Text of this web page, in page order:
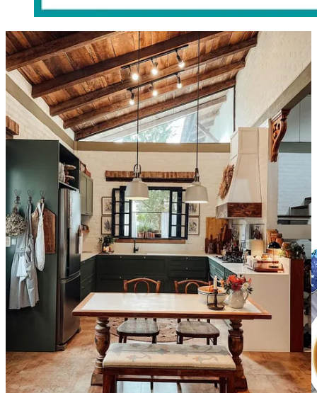
Entramos en una cocina que es el presagio de una casa llena de
detalles. Hablamos sobre elASMR, la sensación de moda.
Conocemos una cuenta dedicada en cuerpo y alma a
las sopas
aprendemos amirar el cuerpocon un proyecto de fotografía y nos
relajamos conla magia de tejerdesde el origen. Y, como siempre,
recetas deliciosas para la toda semana.
Menú Plus